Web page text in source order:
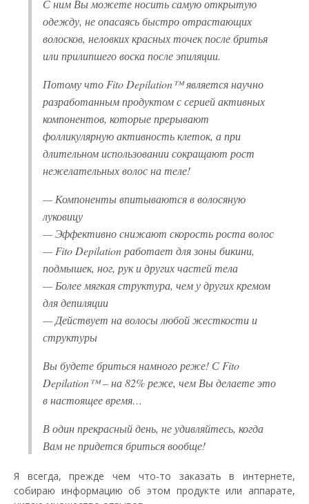
С ним Вы можете носить самую открытую
одежду, не опасаясь быстро отрастающих
волосков, неловких красных точек после бритья
или прилипшего воска после эпиляции.
Потому что Fito Depilation™ является научно
разработанным продуктом с серией активных
компонентов, которые прерывают
фолликулярную активность клеток, а при
длительном использовании сокращают рост
нежелательных волос на теле!
— Компоненты впитываются в волосяную
луковицу
— Эффективно снижают скорость роста волос
— Fito Depilation работает для зоны бикини,
подмышек, ног, рук и других частей тела
— Более мягкая структура, чем у других кремом
для депиляции
— Действует на волосы любой жесткости и
структуры
Вы будете бриться намного реже! С Fito
Depilation™ – на 82% реже, чем Вы делаете это
в настоящее время…
В один прекрасный день, не удивляйтесь, когда
Вам не придется бриться вообще!
Я всегда, прежде чем что-то заказать в интернете,
собираю информацию об этом продукте или аппарате,